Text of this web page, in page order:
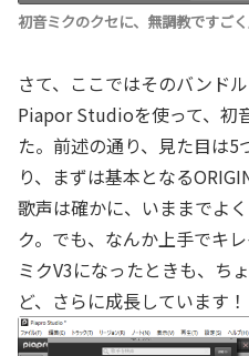
初音ミクのクセに、無調教ですご
さて、ここではそのバンド
Piapor Studioを使って、初
た。前述の通り、見た目は5
り、まずは基本となる
歌声は確かに、いままでよ
ク。でも、なんか上手でキ
ミクV3になったときも、ち
ど、さらに成長しています！